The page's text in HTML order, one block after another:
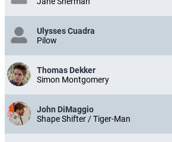
Ulysses Cuadra
Pilow
Thomas Dekker
Simon Montgomery
John DiMaggio
Shape Shifter / Tiger-Man